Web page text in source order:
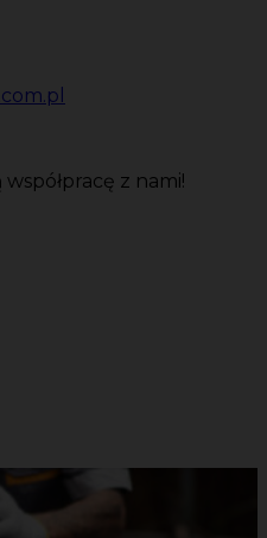
z nami!